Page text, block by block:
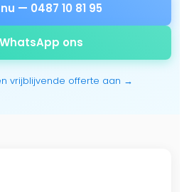
— 0487 10 81 95
WhatsApp ons
vrijblijvende offerte aan →